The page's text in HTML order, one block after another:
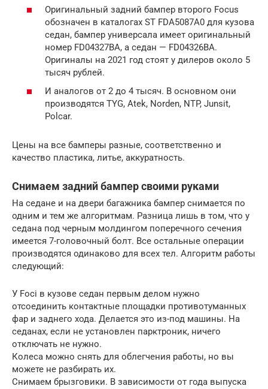
Оригинальный задний бампер второго Focus
обозначен в каталогах ST FDA5087A0 для кузова
седан, бампер универсала имеет оригинальный
номер FD04327BA, а седан — FD04326BA.
Оригиналы на 2021 год стоят у дилеров около 5
тысяч рублей.
И аналогов от 2 до 4 тысяч. В основном они
производятся TYG, Atek, Norden, NTP, Junsit,
Polcar.
Цены на все бамперы разные, соответственно и
качество пластика, литье, аккуратность.
Снимаем задний бампер своими руками
На седане и на двери багажника бампер снимается по
одним и тем же алгоритмам. Разница лишь в том, что у
седана под черным молдингом поперечного сечения
имеется 7-головочный болт. Все остальные операции
производятся одинаково для всех тел. Алгоритм работы
следующий:
У Foci в кузове седан первым делом нужно
отсоединить контактные площадки противотуманных
фар и заднего хода. Делается это из-под машины. На
седанах, если не установлен парктроник, ничего
отключать не нужно.
Колеса можно снять для облегчения работы, но вы
можете не разбирать их.
Снимаем брызговики. В зависимости от года выпуска